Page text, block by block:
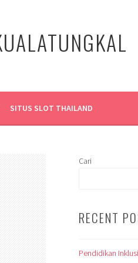
SITUS SLOT THAILAND
Cari
RECENT
Pendidikan